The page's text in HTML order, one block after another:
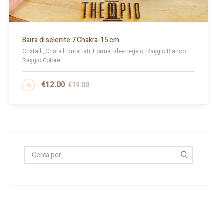
Barra di selenite 7 Chakra-15 cm
Cristalli, Cristalli burattati, Forme, Idee regalo, Raggio Bianco,
Raggio Colore
€19.00
€12.00
AGGIUNGI AL CARRELLO